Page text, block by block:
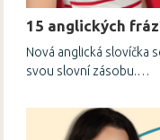
15 anglických
Nová anglická slovíčka
svou slovní zásobu.…